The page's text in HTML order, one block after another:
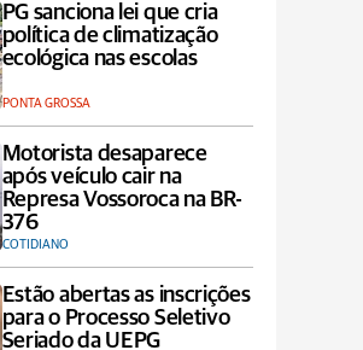
PG sanciona lei que cria
política de climatização
ecológica nas escolas
PONTA GROSSA
Motorista desaparece
após veículo cair na
Represa Vossoroca na BR-
376
COTIDIANO
Estão abertas as inscrições
para o Processo Seletivo
Seriado da UEPG